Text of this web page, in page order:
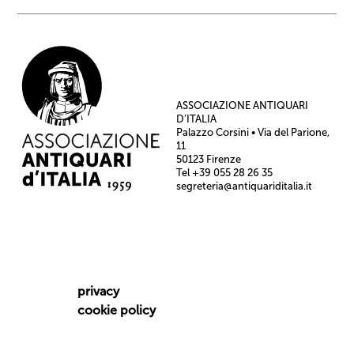
ASSOCIAZIONE ANTIQUARI
D’ITALIA
Palazzo Corsini • Via del Parione,
11
50123 Firenze
Tel +39 055 28 26 35
segreteria@antiquariditalia.it
privacy
cookie policy